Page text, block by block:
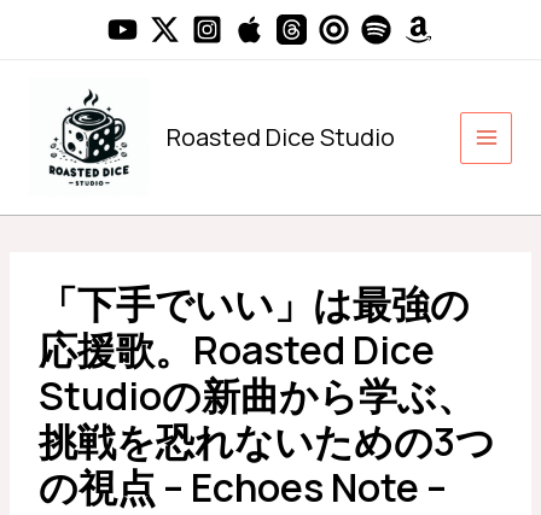
Roasted Dice Studio
「下手でいい」は最強の
応援歌。Roasted Dice
Studioの新曲から学ぶ、
挑戦を恐れないための3つ
の視点 – Echoes Note –